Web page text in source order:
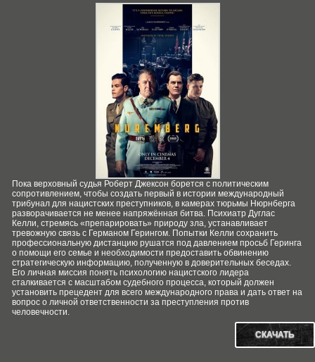
Пока верховный судья Роберт Джексон борется с политическим
сопротивлением, чтобы создать первый в истории международный
трибунал для нацистских преступников, в камерах тюрьмы Нюрнберга
разворачивается не менее напряжённая битва. Психиатр Дуглас
Келли, стремясь «препарировать» природу зла, устанавливает
тревожную связь с Германом Герингом. Попытки Келли сохранить
профессиональную дистанцию рушатся под давлением просьб Геринга
о помощи его семье и необходимости предоставить обвинению
стратегическую информацию, полученную в доверительных беседах.
Его личная миссия понять психологию нацистского лидера
сталкивается с масштабом судебного процесса, который должен
установить прецедент для всего международного права и дать ответ на
вопрос о личной ответственности за преступления против
человечности.
СКАЧАТЬ